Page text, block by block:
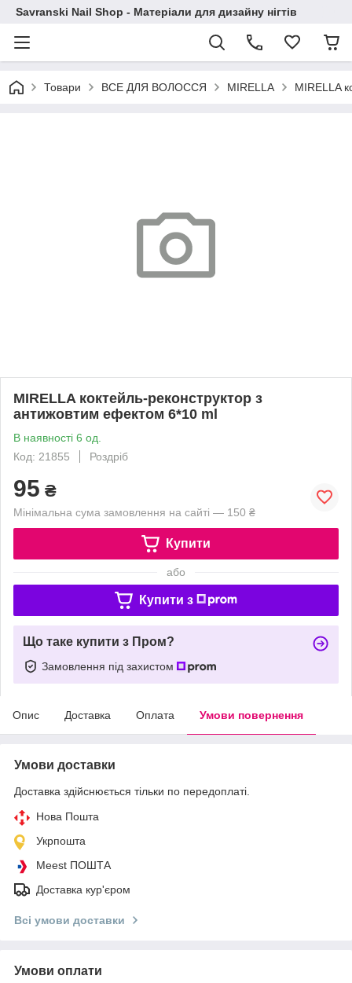
Savranski Nail Shop - Матеріали для дизайну нігтів
Товари ВСЕ ДЛЯ ВОЛОССЯ MIRELLA MIRELLA
MIRELLA коктейль-реконструктор з
антижовтим ефектом 6*10 ml
В наявності 6 од.
Код: 21855
Роздріб
95 ₴
Мінімальна сума замовлення на сайті — 150 ₴
Купити
або
Купити з
Що таке купити з Пром?
Замовлення під захистом
Опис Доставка Оплата Умови повернення
Умови доставки
Доставка здійснюється тільки по передоплаті.
Нова Пошта
Укрпошта
Meest ПОШТА
Доставка кур'єром
Всі умови доставки
Умови оплати